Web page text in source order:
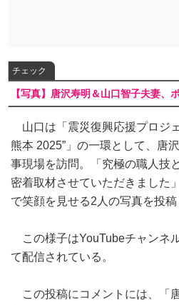
チェック
【写真】唐沢寿明＆山口智子夫妻、
山口は「震災復興応援プロジ
熊本 2025”」の一環として、唐
事現場を訪問。「究極の職人技
密着取材させていただきました
で笑顔を見せる2人の写真を投稿
この様子はYouTubeチャンネ
て配信されている。
この投稿にコメントには、「